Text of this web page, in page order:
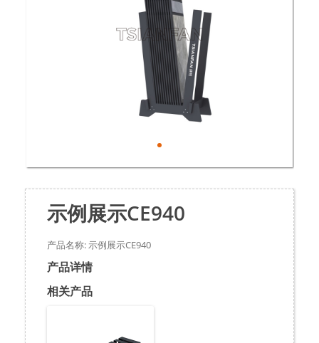
示例展示CE940
产品名称: 示例展示CE940
产品详情
相关产品